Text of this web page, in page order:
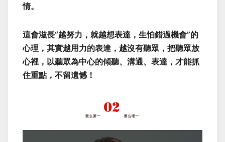
情。
這會滋長“越努力，就越想表達，生怕錯過機會”的
心理，其實越用力的表達，越沒有聽眾，把聽眾放
心裡，以聽眾為中心的傾聽、溝通、表達，才能抓
住重點，不留遺憾！